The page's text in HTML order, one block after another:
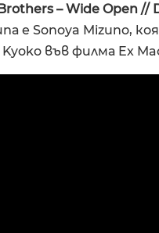
– Wide Open //
е Sonoya Mizuno,
във филма Ex